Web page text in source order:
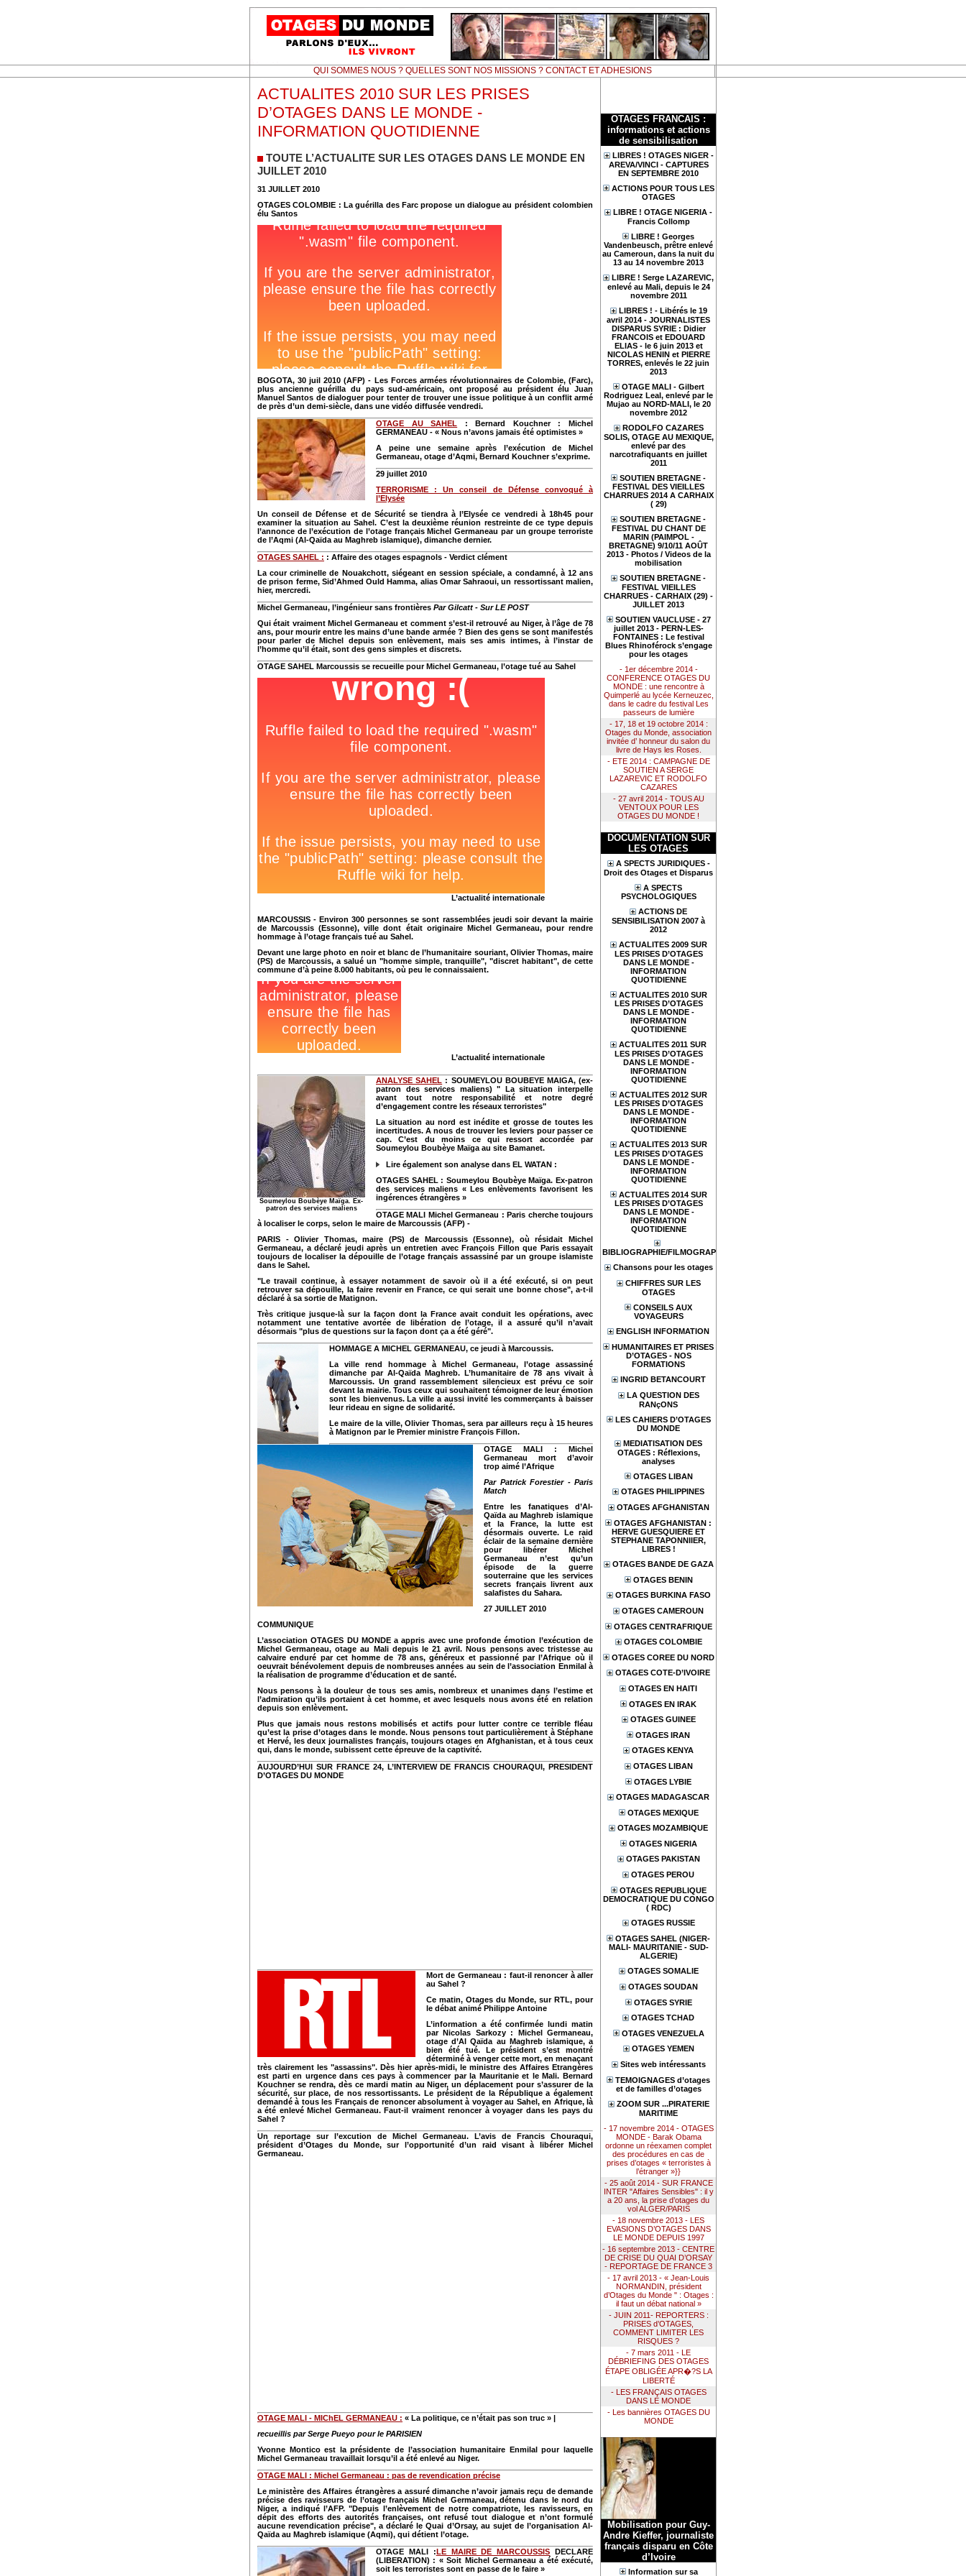
QUI SOMMES NOUS ? QUELLES SONT NOS MISSIONS ? CONTACT ET ADHESIONS
OTAGES FRANCAIS :
informations et actions
de sensibilisation
LIBRES ! OTAGES NIGER -
AREVA/VINCI - CAPTURES
EN SEPTEMBRE 2010
ACTIONS POUR TOUS LES
OTAGES
LIBRE ! OTAGE NIGERIA -
Francis Collomp
LIBRE ! Georges
Vandenbeusch, prêtre enlevé
au Cameroun, dans la nuit du
13 au 14 novembre 2013
LIBRE ! Serge LAZAREVIC,
enlevé au Mali, depuis le 24
novembre 2011
LIBRES ! - Libérés le 19
avril 2014 - JOURNALISTES
DISPARUS SYRIE : Didier
FRANCOIS et EDOUARD
ELIAS - le 6 juin 2013 et
NICOLAS HENIN et PIERRE
TORRES, enlevés le 22 juin
2013
OTAGE MALI - Gilbert
Rodriguez Leal, enlevé par le
Mujao au NORD-MALI, le 20
novembre 2012
RODOLFO CAZARES
SOLIS, OTAGE AU MEXIQUE,
enlevé par des
narcotrafiquants en juillet
2011
SOUTIEN BRETAGNE -
FESTIVAL DES VIEILLES
CHARRUES 2014 A CARHAIX
( 29)
SOUTIEN BRETAGNE -
FESTIVAL DU CHANT DE
MARIN (PAIMPOL -
BRETAGNE) 9/10/11 AOÛT
2013 - Photos / Videos de la
mobilisation
SOUTIEN BRETAGNE -
FESTIVAL VIEILLES
CHARRUES - CARHAIX (29) -
JUILLET 2013
SOUTIEN VAUCLUSE - 27
juillet 2013 - PERN-LES-
FONTAINES : Le festival
Blues Rhinoférock s’engage
pour les otages
- 1er décembre 2014 -
CONFERENCE OTAGES DU
MONDE : une rencontre à
Quimperlé au lycée Kerneuzec,
dans le cadre du festival Les
passeurs de lumière
- 17, 18 et 19 octobre 2014 :
Otages du Monde, association
invitée d’ honneur du salon du
livre de Hays les Roses.
- ETE 2014 : CAMPAGNE DE
SOUTIEN A SERGE
LAZAREVIC ET RODOLFO
CAZARES
- 27 avril 2014 - TOUS AU
VENTOUX POUR LES
OTAGES DU MONDE !
DOCUMENTATION SUR
LES OTAGES
A SPECTS JURIDIQUES -
Droit des Otages et Disparus
A SPECTS
PSYCHOLOGIQUES
ACTIONS DE
SENSIBILISATION 2007 à
2012
ACTUALITES 2009 SUR
LES PRISES D’OTAGES
DANS LE MONDE -
INFORMATION
QUOTIDIENNE
ACTUALITES 2010 SUR
LES PRISES D’OTAGES
DANS LE MONDE -
INFORMATION
QUOTIDIENNE
ACTUALITES 2011 SUR
LES PRISES D’OTAGES
DANS LE MONDE -
INFORMATION
QUOTIDIENNE
ACTUALITES 2012 SUR
LES PRISES D’OTAGES
DANS LE MONDE -
INFORMATION
QUOTIDIENNE
ACTUALITES 2013 SUR
LES PRISES D’OTAGES
DANS LE MONDE -
INFORMATION
QUOTIDIENNE
ACTUALITES 2014 SUR
LES PRISES D’OTAGES
DANS LE MONDE -
INFORMATION
QUOTIDIENNE
BIBLIOGRAPHIE/FILMOGRAPHIE
Chansons pour les otages
CHIFFRES SUR LES
OTAGES
CONSEILS AUX
VOYAGEURS
ENGLISH INFORMATION
HUMANITAIRES ET PRISES
D’OTAGES - NOS
FORMATIONS
INGRID BETANCOURT
LA QUESTION DES
RANçONS
LES CAHIERS D’OTAGES
DU MONDE
MEDIATISATION DES
OTAGES : Réflexions,
analyses
OTAGES LIBAN
OTAGES PHILIPPINES
OTAGES AFGHANISTAN
OTAGES AFGHANISTAN :
HERVE GUESQUIERE ET
STEPHANE TAPONNIIER,
LIBRES !
OTAGES BANDE DE GAZA
OTAGES BENIN
OTAGES BURKINA FASO
OTAGES CAMEROUN
OTAGES CENTRAFRIQUE
OTAGES COLOMBIE
OTAGES COREE DU NORD
OTAGES COTE-D’IVOIRE
OTAGES EN HAITI
OTAGES EN IRAK
OTAGES GUINEE
OTAGES IRAN
OTAGES KENYA
OTAGES LIBAN
OTAGES LYBIE
OTAGES MADAGASCAR
OTAGES MEXIQUE
OTAGES MOZAMBIQUE
OTAGES NIGERIA
OTAGES PAKISTAN
OTAGES PEROU
OTAGES REPUBLIQUE
DEMOCRATIQUE DU CONGO
( RDC)
OTAGES RUSSIE
OTAGES SAHEL (NIGER-
MALI- MAURITANIE - SUD-
ALGERIE)
OTAGES SOMALIE
OTAGES SOUDAN
OTAGES SYRIE
OTAGES TCHAD
OTAGES VENEZUELA
OTAGES YEMEN
Sites web intéressants
TEMOIGNAGES d’otages
et de familles d’otages
ZOOM SUR ...PIRATERIE
MARITIME
- 17 novembre 2014 - OTAGES
MONDE - Barak Obama
ordonne un réexamen complet
des procédures en cas de
prises d’otages « terroristes à
l’étranger »}}
- 25 août 2014 - SUR FRANCE
INTER "Affaires Sensibles" : il y
a 20 ans, la prise d’otages du
vol ALGER/PARIS
- 18 novembre 2013 - LES
EVASIONS D’OTAGES DANS
LE MONDE DEPUIS 1997
- 16 septembre 2013 - CENTRE
DE CRISE DU QUAI D’ORSAY
- REPORTAGE DE FRANCE 3
- 17 avril 2013 - « Jean-Louis
NORMANDIN, président
d’Otages du Monde " : Otages :
il faut un débat national »
- JUIN 2011- REPORTERS :
PRISES d’OTAGES,
COMMENT LIMITER LES
RISQUES ?
- 7 mars 2011 - LE
DÉBRIEFING DES OTAGES
ÉTAPE OBLIGÉE APR�?S LA
LIBERTÉ
- LES FRANÇAIS OTAGES
DANS LE MONDE
- Les bannières OTAGES DU
MONDE
Mobilisation pour Guy-
Andre Kieffer, journaliste
français disparu en Côte
d’Ivoire
Information sur sa
ACTUALITES 2010 SUR LES PRISES
D’OTAGES DANS LE MONDE -
INFORMATION QUOTIDIENNE
TOUTE L’ACTUALITE SUR LES OTAGES DANS LE MONDE EN
JUILLET 2010
31 JUILLET 2010
OTAGES COLOMBIE : La guérilla des Farc propose un dialogue au président colombien
élu Santos
BOGOTA, 30 juil 2010 (AFP) - Les Forces armées révolutionnaires de Colombie, (Farc),
plus ancienne guérilla du pays sud-américain, ont proposé au président élu Juan
Manuel Santos de dialoguer pour tenter de trouver une issue politique à un conflit armé
de près d’un demi-siècle, dans une vidéo diffusée vendredi.
OTAGE AU SAHEL : Bernard Kouchner : Michel
GERMANEAU - « Nous n’avons jamais été optimistes »
A peine une semaine après l’exécution de Michel
Germaneau, otage d’Aqmi, Bernard Kouchner s’exprime.
29 juillet 2010
TERRORISME : Un conseil de Défense convoqué à
l’Elysée
Un conseil de Défense et de Sécurité se tiendra à l’Elysée ce vendredi à 18h45 pour
examiner la situation au Sahel. C’est la deuxième réunion restreinte de ce type depuis
l’annonce de l’exécution de l’otage français Michel Germaneau par un groupe terroriste
de l’Aqmi (Al-Qaïda au Maghreb islamique), dimanche dernier.
OTAGES SAHEL : : Affaire des otages espagnols - Verdict clément
La cour criminelle de Nouakchott, siégeant en session spéciale, a condamné, à 12 ans
de prison ferme, Sid’Ahmed Ould Hamma, alias Omar Sahraoui, un ressortissant malien,
hier, mercredi.
Michel Germaneau, l’ingénieur sans frontières Par Gilcatt - Sur LE POST
Qui était vraiment Michel Germaneau et comment s’est-il retrouvé au Niger, à l’âge de 78
ans, pour mourir entre les mains d’une bande armée ? Bien des gens se sont manifestés
pour parler de Michel depuis son enlèvement, mais ses amis intimes, à l’instar de
l’homme qu’il était, sont des gens simples et discrets.
OTAGE SAHEL Marcoussis se recueille pour Michel Germaneau, l’otage tué au Sahel
L’actualité internationale
MARCOUSSIS - Environ 300 personnes se sont rassemblées jeudi soir devant la mairie
de Marcoussis (Essonne), ville dont était originaire Michel Germaneau, pour rendre
hommage à l’otage français tué au Sahel.
Devant une large photo en noir et blanc de l’humanitaire souriant, Olivier Thomas, maire
(PS) de Marcoussis, a salué un "homme simple, tranquille", "discret habitant", de cette
commune d’à peine 8.000 habitants, où peu le connaissaient.
L’actualité internationale
Soumeylou Boubèye Maïga. Ex-
patron des services maliens
ANALYSE SAHEL : SOUMEYLOU BOUBEYE MAIGA, (ex-
patron des services maliens)" La situation interpelle
avant tout notre responsabilité et notre degré
d’engagement contre les réseaux terroristes"
La situation au nord est inédite et grosse de toutes les
incertitudes. A nous de trouver les leviers pour passer ce
cap. C’est du moins ce qui ressort accordée par
Soumeylou Boubèye Maïga au site Bamanet.
Lire également son analyse dans EL WATAN :
OTAGES SAHEL :Soumeylou Boubèye Maïga. Ex-patron
des services maliens « Les enlèvements favorisent les
ingérences étrangères »
OTAGE MALI Michel Germaneau : Paris cherche toujours
à localiser le corps, selon le maire de Marcoussis (AFP) -
PARIS - Olivier Thomas, maire (PS) de Marcoussis (Essonne), où résidait Michel
Germaneau, a déclaré jeudi après un entretien avec François Fillon que Paris essayait
toujours de localiser la dépouille de l’otage français assassiné par un groupe islamiste
dans le Sahel.
"Le travail continue, à essayer notamment de savoir où il a été exécuté, si on peut
retrouver sa dépouille, la faire revenir en France, ce qui serait une bonne chose", a-t-il
déclaré à sa sortie de Matignon.
Très critique jusque-là sur la façon dont la France avait conduit les opérations, avec
notamment une tentative avortée de libération de l’otage, il a assuré qu’il n’avait
désormais "plus de questions sur la façon dont ça a été géré".
HOMMAGE A MICHEL GERMANEAU, ce jeudi à Marcoussis.
La ville rend hommage à Michel Germaneau, l’otage assassiné
dimanche par Al-Qaïda Maghreb. L’humanitaire de 78 ans vivait à
Marcoussis. Un grand rassemblement silencieux est prévu ce soir
devant la mairie. Tous ceux qui souhaitent témoigner de leur émotion
sont les bienvenus. La ville a aussi invité les commerçants à baisser
leur rideau en signe de solidarité.
Le maire de la ville, Olivier Thomas, sera par ailleurs reçu à 15 heures
à Matignon par le Premier ministre François Fillon.
OTAGE MALI :
Michel
Germaneau mort d’avoir
trop aimé l’Afrique
Par Patrick Forestier - Paris
Match
Entre les fanatiques d’Al-
Qaïda au Maghreb islamique
et la France, la lutte est
désormais ouverte. Le raid
éclair de la semaine dernière
pour libérer Michel
Germaneau n’est qu’un
épisode de la guerre
souterraine que les services
secrets français livrent aux
salafistes du Sahara.
27 JUILLET 2010
COMMUNIQUE
L’association OTAGES DU MONDE a appris avec une profonde émotion l’exécution de
Michel Germaneau, otage au Mali depuis le 21 avril. Nous pensons avec tristesse au
calvaire enduré par cet homme de 78 ans, généreux et passionné par l’Afrique où il
oeuvrait bénévolement depuis de nombreuses années au sein de l’association Enmilal à
la réalisation de programme d’éducation et de santé.
Nous pensons à la douleur de tous ses amis, nombreux et unanimes dans l’estime et
l’admiration qu’ils portaient à cet homme, et avec lesquels nous avons été en relation
depuis son enlèvement.
Plus que jamais nous restons mobilisés et actifs pour lutter contre ce terrible fléau
qu’est la prise d’otages dans le monde. Nous pensons tout particulièrement à Stéphane
et Hervé, les deux journalistes français, toujours otages en Afghanistan, et à tous ceux
qui, dans le monde, subissent cette épreuve de la captivité.
AUJOURD’HUI SUR FRANCE 24, L’INTERVIEW DE FRANCIS CHOURAQUI, PRESIDENT
D’OTAGES DU MONDE
Mort de Germaneau : faut-il renoncer à aller
au Sahel ?
Ce matin, Otages du Monde, sur RTL, pour
le débat animé Philippe Antoine
L’information a été confirmée lundi matin
par Nicolas Sarkozy : Michel Germaneau,
otage d’Al Qaïda au Maghreb islamique, a
bien été tué. Le président s’est montré
déterminé à venger cette mort, en menaçant
très clairement les "assassins". Dès hier après-midi, le ministre des Affaires Etrangères
est parti en urgence dans ces pays à commencer par la Mauritanie et le Mali. Bernard
Kouchner se rendra, dès ce mardi matin au Niger, un déplacement pour s’assurer de la
sécurité, sur place, de nos ressortissants. Le président de la République a également
demandé à tous les Français de renoncer absolument à voyager au Sahel, en Afrique, là
a été enlevé Michel Germaneau. Faut-il vraiment renoncer à voyager dans les pays du
Sahel ?
Un reportage sur l’excution de Michel Germaneau. L’avis de Francis Chouraqui,
président d’Otages du Monde, sur l’opportunité d’un raid visant à libérer Michel
Germaneau.
OTAGE MALI - MIChEL GERMANEAU : « La politique, ce n’était pas son truc » |
recueillis par Serge Pueyo pour le PARISIEN
Yvonne Montico est la présidente de l’association humanitaire Enmilal pour laquelle
Michel Germaneau travaillait lorsqu’il a été enlevé au Niger.
OTAGE MALI : Michel Germaneau : pas de revendication précise
Le ministère des Affaires étrangères a assuré dimanche n’avoir jamais reçu de demande
précise des ravisseurs de l’otage français Michel Germaneau, détenu dans le nord du
Niger, a indiqué l’AFP. "Depuis l’enlèvement de notre compatriote, les ravisseurs, en
dépit des efforts des autorités françaises, ont refusé tout dialogue et n’ont formulé
aucune revendication précise", a déclaré le Quai d’Orsay, au sujet de l’organisation Al-
Qaïda au Maghreb islamique (Aqmi), qui détient l’otage.
OTAGE MALI:LE MAIRE DE MARCOUSSIS DECLARE
(LIBERATION) : « Soit Michel Germaneau a été exécuté,
soit les terroristes sont en passe de le faire »